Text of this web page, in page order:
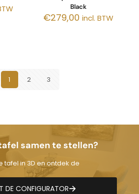
Black
€279,00 incl. BTW
1 2 3
samen te stellen?
tafel in 3D en ontdek de
DE CONFIGURATOR